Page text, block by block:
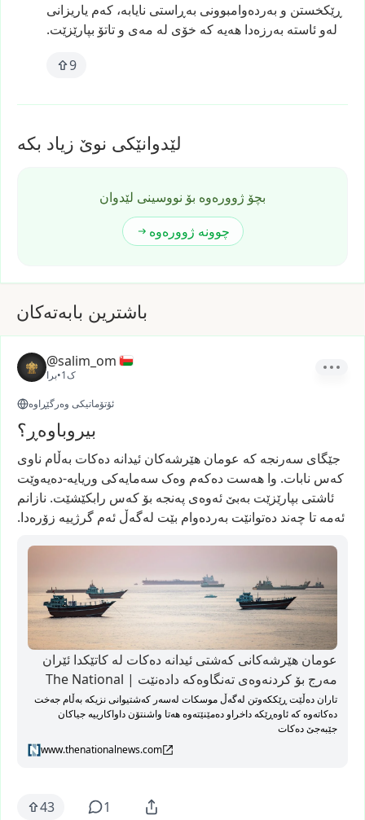
ڕێکخستن و بەردەوامبوونی بەڕاستی نایابە، کەم یاریزانی
لەو ئاستە بەرزەدا هەیە کە خۆی لە مەی و تاتۆ بپارێزێت.
9
لێدوانێکی نوێ زیاد بکە
بچۆ ژوورەوە بۆ نووسینی لێدوان
چوونە ژوورەوە
باشترین بابەتەکان
@salim_om
برا• 1ک
ئۆتۆماتیکی وەرگێڕاوە
بیروباوەڕ؟
جێگای سەرنجە کە عومان هێرشەکان ئیدانە دەکات بەڵام ناوی
کەس نابات. وا هەست دەکەم وەک سەمایەکی وریایە-دەیەوێت
ئاشتی بپارێزێت بەبێ ئەوەی پەنجە بۆ کەس رابکێشێت. نازانم
ئەمە تا چەند دەتوانێت بەردەوام بێت لەگەڵ ئەم گرژییە زۆرەدا.
عومان هێرشەکانی کەشتی ئیدانە دەکات لە کاتێکدا ئێران
مەرج بۆ کردنەوەی تەنگاوەکە دادەنێت | The National
تاران دەڵێت ڕێککەوتن لەگەڵ موسکات لەسەر کەشتیوانی نزیکە بەڵام جەخت
دەکاتەوە کە ئاوەڕێکە داخراو دەمێنێتەوە هەتا واشنتۆن داواکارییە جیاکان
جێبەجێ دەکات
www.thenationalnews.com
43 1